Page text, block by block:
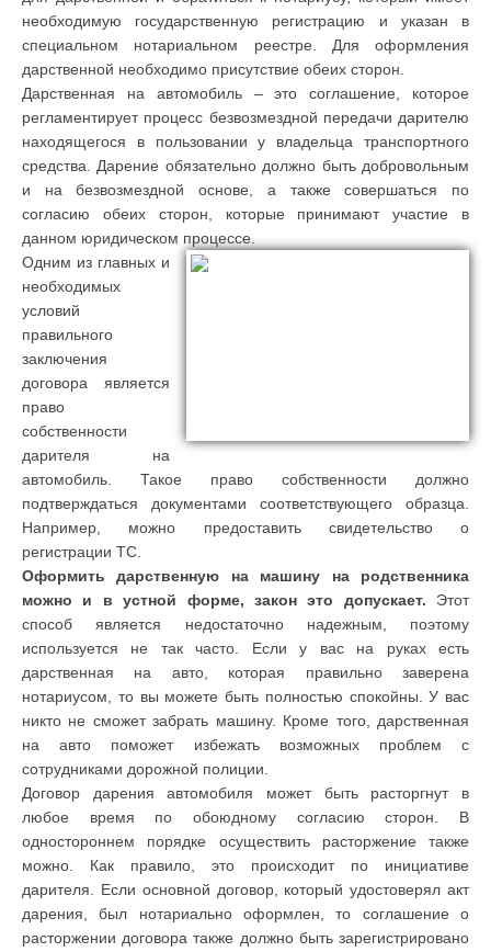
необходимую государственную регистрацию и указан в
специальном нотариальном реестре. Для оформления
дарственной необходимо присутствие обеих сторон.
Дарственная на автомобиль – это соглашение, которое
регламентирует процесс безвозмездной передачи дарителю
находящегося в пользовании у владельца транспортного
средства. Дарение обязательно должно быть добровольным
и на безвозмездной основе, а также совершаться по
согласию обеих сторон, которые принимают участие в
данном юридическом процессе.
Одним из главных и
необходимых
условий
правильного
заключения
договора является
право
собственности
дарителя на
автомобиль. Такое право собственности должно
подтверждаться документами соответствующего образца.
Например, можно предоставить свидетельство о
регистрации ТС.
Оформить дарственную на машину на родственника
можно и в устной форме, закон это допускает. Этот
способ является недостаточно надежным, поэтому
используется не так часто. Если у вас на руках есть
дарственная на авто, которая правильно заверена
нотариусом, то вы можете быть полностью спокойны. У вас
никто не сможет забрать машину. Кроме того, дарственная
на авто поможет избежать возможных проблем с
сотрудниками дорожной полиции.
Договор дарения автомобиля может быть расторгнут в
любое время по обоюдному согласию сторон. В
одностороннем порядке осуществить расторжение также
можно. Как правило, это происходит по инициативе
дарителя. Если основной договор, который удостоверял акт
дарения, был нотариально оформлен, то соглашение о
расторжении договора также должно быть зарегистрировано